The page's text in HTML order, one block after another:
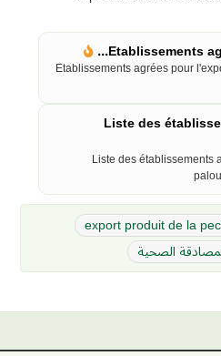
Etablissements
Etablissements agrées pour
Liste des
Liste des
export produit de la
الصحية